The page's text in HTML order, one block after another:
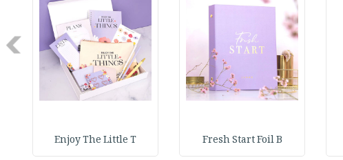
Fresh Start Foil B
Enjoy The Little T